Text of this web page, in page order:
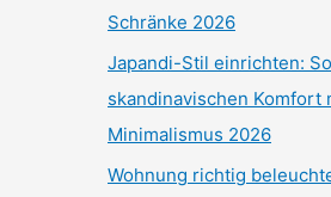
Schränke 2026
Japandi-Stil einrichten:
skandinavischen Komfort
Minimalismus 2026
Wohnung richtig